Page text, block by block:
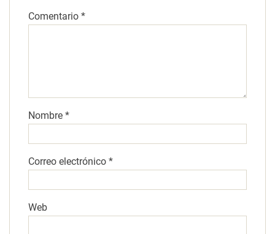
Comentario *
Nombre *
Correo electrónico *
Web